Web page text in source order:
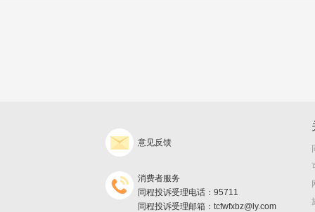
意见反馈
消费者服务
同程投诉受理电话：95711
同程投诉受理邮箱：tcfwfxbz@ly.com